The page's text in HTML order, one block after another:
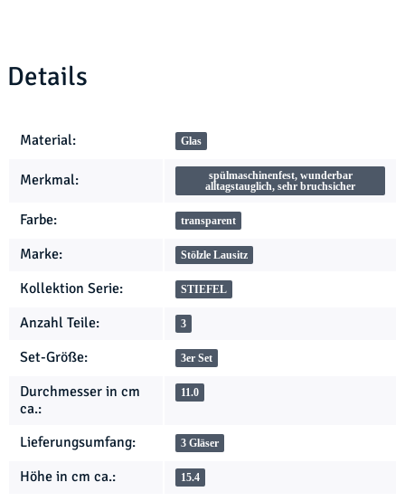
Details
Produkteigenschaft
Wert
Material: Glas
Merkmal:
spülmaschinenfest, wunderbar
alltagstauglich, sehr bruchsicher
Farbe: transparent
Marke: Stölzle Lausitz
Kollektion Serie: STIEFEL
Anzahl Teile: 3
Set-Größe: 3er Set
Durchmesser in cm
ca.:
11.0
Lieferungsumfang: 3 Gläser
Höhe in cm ca.: 15.4